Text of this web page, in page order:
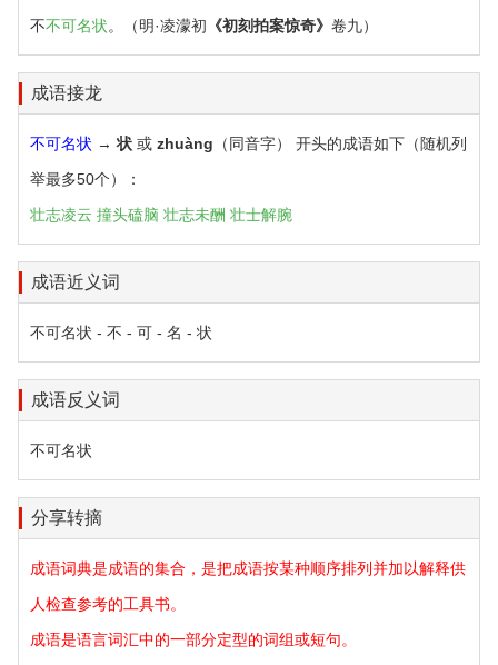
不不可名状。（明·凌濛初 《初刻拍案惊奇》 卷九）
成语接龙
不可名状 →状 或 zhuàng （同音字） 开头的成语如下（随机列
举最多50个）：
壮志凌云 撞头磕脑 壮志未酬 壮士解腕
成语近义词
不可名状 - 不 - 可 - 名 - 状
成语反义词
不可名状
分享转摘
成语词典是成语的集合，是把成语按某种顺序排列并加以解释供
人检查参考的工具书。
成语是语言词汇中的一部分定型的词组或短句。